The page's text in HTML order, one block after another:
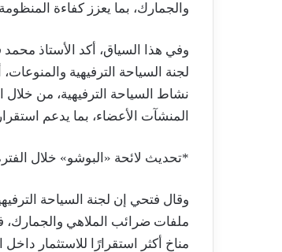
والجمارك، بما يعزز كفاءة
وفي هذا السياق، أكد الأستاذ
لجنة السياحة الترفيهية
نشاط السياحة الترفيهية، من خلال
المنشآت الأعضاء، بما يدعم
*تحديث لائحة «البوشو» خلال
وقال فتحي إن لجنة السياحة
ملفات ضرائب الملاهي والجمارك،
مناخ أكثر استقرارًا للاستثمار